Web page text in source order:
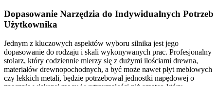
Dopasowanie Narzędzia do Indywidualnych Potrzeb
Użytkownika
Jednym z kluczowych aspektów wyboru silnika jest jego
dopasowanie do rodzaju i skali wykonywanych prac. Profesjonalny
stolarz, który codziennie mierzy się z dużymi ilościami drewna,
materiałów drewnopochodnych, a być może nawet płyt meblowych
czy lekkich metali, będzie potrzebował jednostki napędowej o